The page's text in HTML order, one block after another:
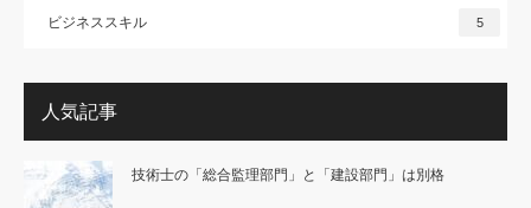
ビジネススキル 5
人気記事
技術士の「総合監理部門」と「建設部門」は別格